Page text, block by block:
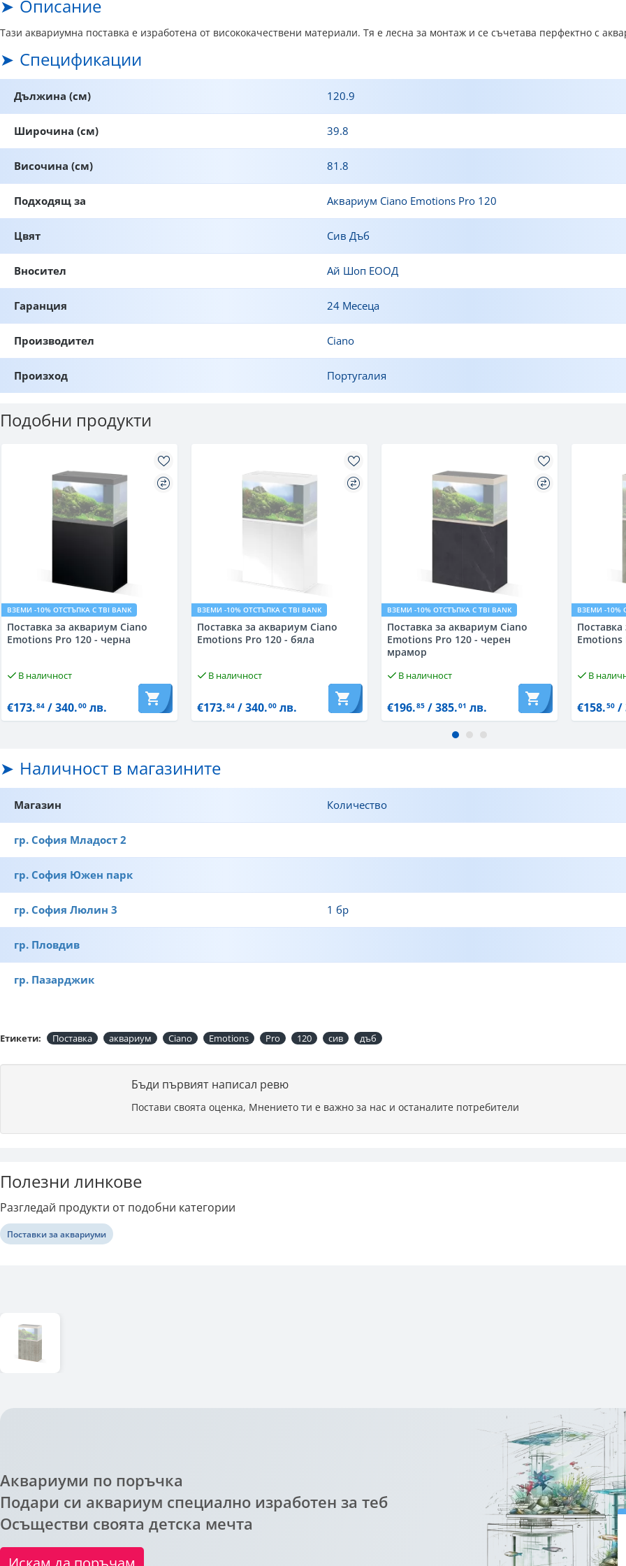
Описание
Тази аквариумна поставка е изработена от висококачествени материали. Тя е лесна за монтаж и се съчетава перфектно с
Спецификации
Дължина (см) 120.9
Широчина (см) 39.8
Височина (см) 81.8
Подходящ за Аквариум Ciano Emotions Pro 120
Цвят Сив Дъб
Вносител Ай Шоп ЕООД
Гаранция 24 Месеца
Производител Ciano
Произход Португалия
Подобни продукти
ВЗЕМИ -10% ОТСТЪПКА С TBI BANK
Поставка за аквариум Ciano
Emotions Pro 120 - черна
В наличност
€173.84 / 340.00 лв.
ВЗЕМИ -10% ОТСТЪПКА С TBI BANK
Поставка за аквариум Ciano
Emotions Pro 120 - бяла
В наличност
€173.84 / 340.00 лв.
ВЗЕМИ -10% ОТСТЪПКА С TBI BANK
Поставка за аквариум Ciano
Emotions Pro 120 - черен
мрамор
В наличност
€196.85 / 385.01 лв.
ВЗЕМИ -10%
Emotions
В
€158.50 /
Наличност в магазините
Магазин Количество
гр. София Младост 2
гр. София Южен парк
гр. София Люлин 3 1 бр
гр. Пловдив
гр. Пазарджик
Етикети: Поставка аквариум Ciano Emotions Pro 120 сив дъб
Бъди първият написал ревю
Постави своята оценка, Мнението ти е важно за нас и останалите потребители
Полезни линкове
Разгледай продукти от подобни категории
Поставки за аквариуми
Аквариуми по поръчка
Подари си аквариум специално изработен за теб
Осъществи своята детска мечта
Искам да поръчам